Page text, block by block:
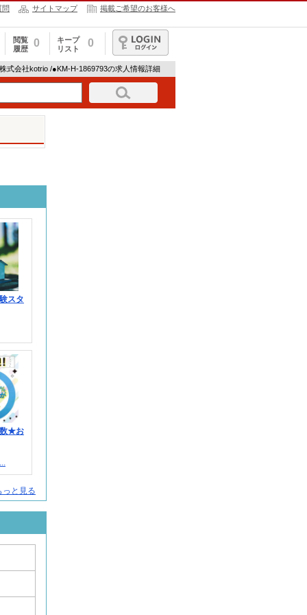
問 サイトマップ 掲載ご希望のお客様へ
閲覧
履歴
0
キープ
リスト
0
ログイン
式会社kotrio /●KM-H-1869793の求人情報詳細
スタ
数★お
と見る